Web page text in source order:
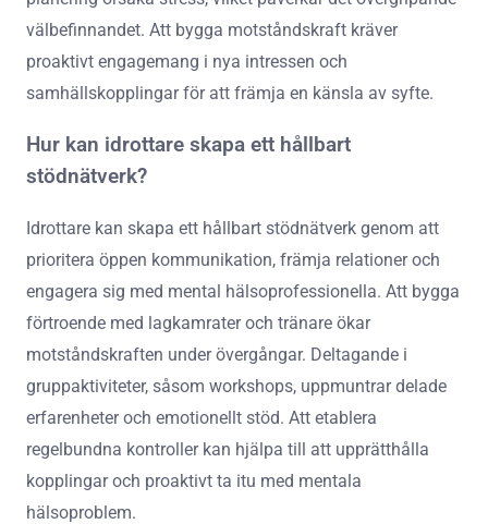
välbefinnandet. Att bygga motståndskraft kräver
proaktivt engagemang i nya intressen och
samhällskopplingar för att främja en känsla av syfte.
Hur kan idrottare skapa ett hållbart
stödnätverk?
Idrottare kan skapa ett hållbart stödnätverk genom att
prioritera öppen kommunikation, främja relationer och
engagera sig med mental hälsoprofessionella. Att bygga
förtroende med lagkamrater och tränare ökar
motståndskraften under övergångar. Deltagande i
gruppaktiviteter, såsom workshops, uppmuntrar delade
erfarenheter och emotionellt stöd. Att etablera
regelbundna kontroller kan hjälpa till att upprätthålla
kopplingar och proaktivt ta itu med mentala
hälsoproblem.